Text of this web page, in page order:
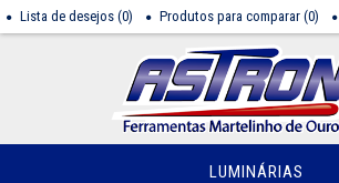
Lista de desejos (0) Produtos para comparar (0)
LUMINÁRIAS